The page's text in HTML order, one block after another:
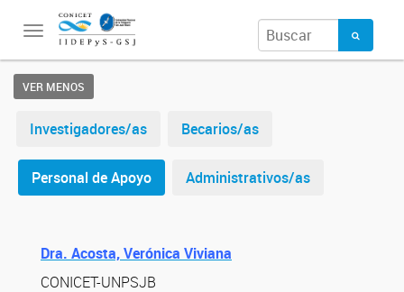
Toggle
navigation
VER MENOS
Investigadores/as Becarios/as
Personal de Apoyo Administrativos/as
Dra. Acosta, Verónica Viviana
CONICET-UNPSJB